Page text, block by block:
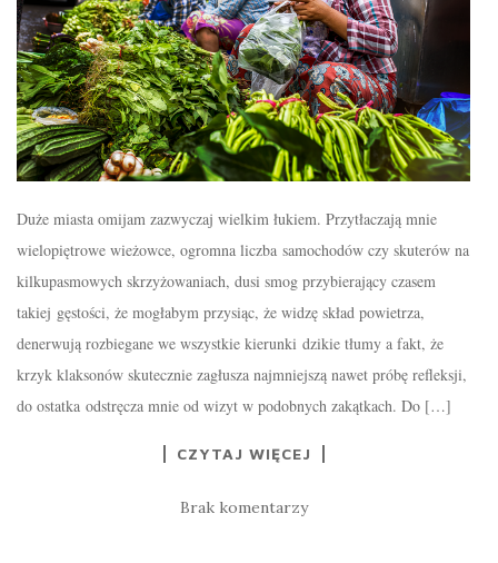
Duże miasta omijam zazwyczaj wielkim łukiem. Przytłaczają mnie
wielopiętrowe wieżowce, ogromna liczba samochodów czy skuterów na
kilkupasmowych skrzyżowaniach, dusi smog przybierający czasem
takiej gęstości, że mogłabym przysiąc, że widzę skład powietrza,
denerwują rozbiegane we wszystkie kierunki dzikie tłumy a fakt, że
krzyk klaksonów skutecznie zagłusza najmniejszą nawet próbę refleksji,
do ostatka odstręcza mnie od wizyt w podobnych zakątkach. Do […]
CZYTAJ WIĘCEJ
Brak komentarzy